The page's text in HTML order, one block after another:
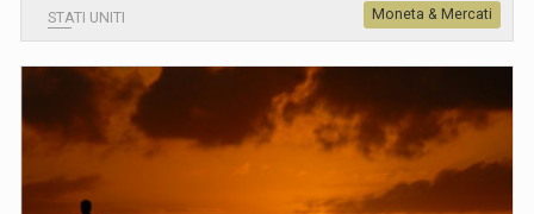
STATI UNITI Moneta & Mercati